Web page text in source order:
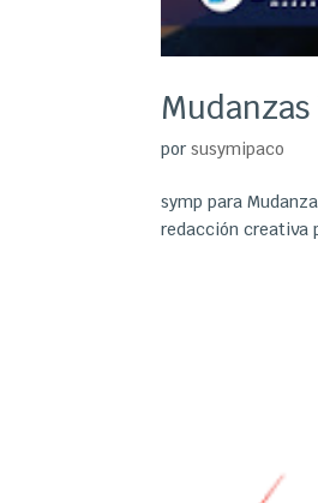
porsusymipaco
symp para
redacción creativa